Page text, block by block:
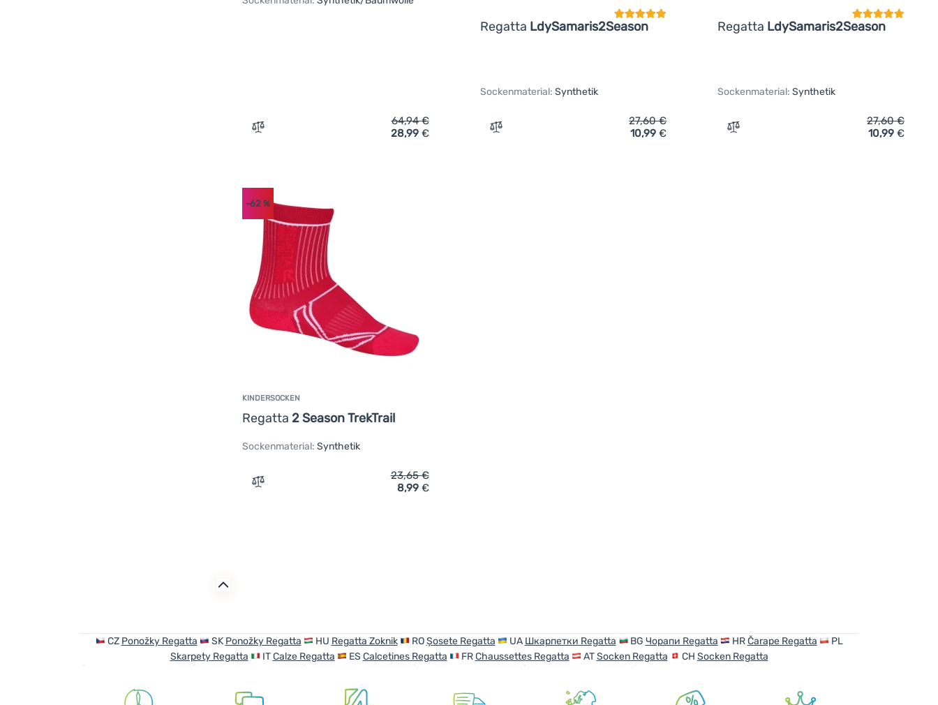
Zum Vergleich 'Wasserdichte Socken Regatta Waterproof Sock' hinzufügen
64,94€
28,99 €
Regatta LdySamaris2Season
Sockenmaterial: Synthetik
Zum Vergleich 'Damensocken Regatta LdySamaris2Season' hinzufügen
27,60€
10,99€
Regatta LdySamaris2Season
Sockenmaterial: Synthetik
Zum Vergleich 'Damensocken Regatta
27,60€
10,99 €
KINDERSOCKEN
Regatta 2 Season TrekTrail
-62%
Sockenmaterial: Synthetik
Zum Vergleich 'Kindersocken Regatta 2 Season TrekTrail' hinzufügen
23,65€
8,99 €
CZ Ponožky Regatta SK Ponožky Regatta HU Regatta Zoknik ROȘosete Regatta UA Шкарпетки Regatta BG Чорапи Regatta HRČarape Regatta
PL
Skarpety Regatta
ITCalze Regatta ES Calcetines Regatta FRChaussettes Regatta ATSocken Regatta CH Socken Regatta